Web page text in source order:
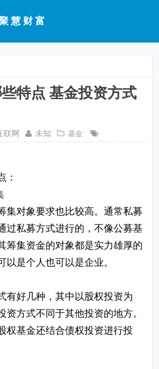
慧财富
特点 基金投资方式
联网 未知 基金
：
集对象要求也比较高。通常私募
过私募方式进行的，不像公募基
筹集资金的对象都是实力雄厚的
以是个人也可以是企业。
有好几种，其中以股权投资为
资方式不同于其他投资的地方。
权基金还结合债权投资进行投